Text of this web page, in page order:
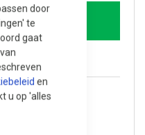
door
te
gaat
en
u op 'alles
8720246405897